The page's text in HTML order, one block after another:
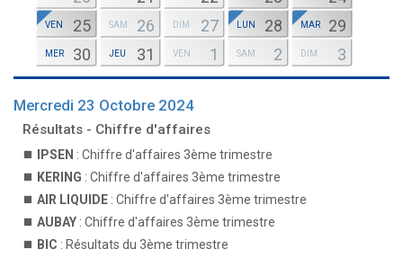
VEN 25 SAM 26 DIM 27 LUN 28 MAR 29
MER 30 JEU 31 VEN 1 SAM 2 DIM 3
Mercredi 23 Octobre 2024
Résultats - Chiffre d'affaires
IPSEN : Chiffre d'affaires 3ème trimestre
KERING : Chiffre d'affaires 3ème trimestre
AIR LIQUIDE : Chiffre d'affaires 3ème trimestre
AUBAY : Chiffre d'affaires 3ème trimestre
BIC : Résultats du 3ème trimestre